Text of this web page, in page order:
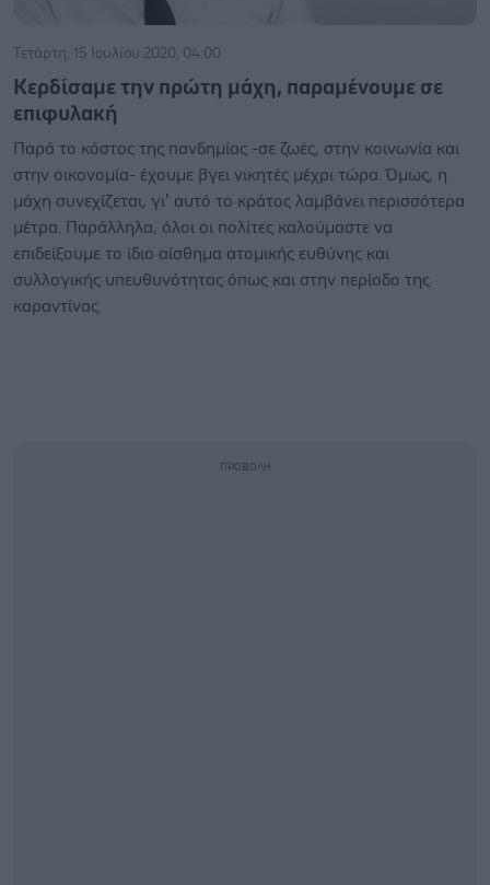
Τετάρτη, 15 Ιουλίου 2020, 04:00
Κερδίσαμε την πρώτη μάχη, παραμένουμε σε
επιφυλακή
Παρά το κόστος της πανδημίας -σε ζωές, στην κοινωνία και
στην οικονομία- έχουμε βγει νικητές μέχρι τώρα. Όμως, η
μάχη συνεχίζεται, γι’ αυτό το κράτος λαμβάνει περισσότερα
μέτρα. Παράλληλα, όλοι οι πολίτες καλούμαστε να
επιδείξουμε το ίδιο αίσθημα ατομικής ευθύνης και
συλλογικής υπευθυνότητας όπως και στην περίοδο της
καραντίνας.